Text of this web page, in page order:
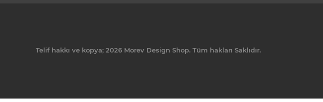
Telif hakkı ve kopya; 2026 Morev Design Shop. Tüm hakları Saklıdır.